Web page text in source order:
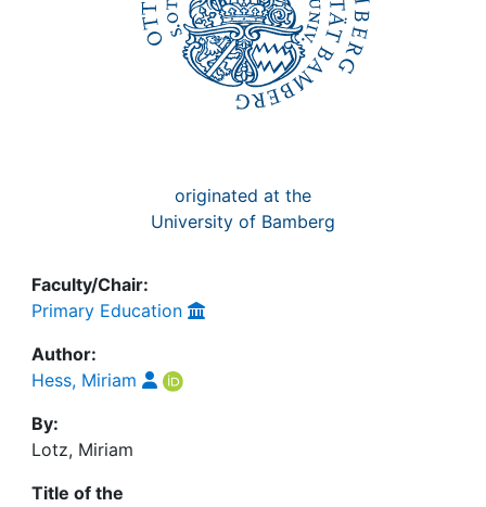
originated at the
University of Bamberg
Faculty/Chair:
Primary Education
Author:
Hess, Miriam
By:
Lotz, Miriam
Title of the